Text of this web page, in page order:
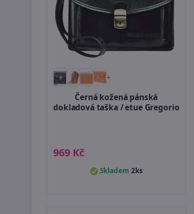
+
Černá kožená pánská
dokladová taška / etue Gregorio
969 Kč
Skladem 2ks